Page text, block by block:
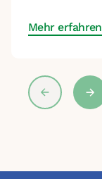
Mehr erfahren